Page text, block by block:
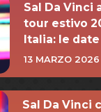
Sal Da Vinci
tour estivo
Italia: le date
13 MARZO 2026
Sal Da Vinci